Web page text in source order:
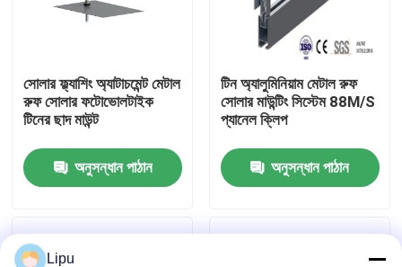
আমাদের সম্পর্কে
কারখানা ভ্রমণ
সোলার ফ্ল্যাশিং অ্যাটাচমেন্ট মেটাল
রুফ সোলার ফটোভোলটাইক
টিনের ছাদ মাউন্ট
অনুসন্ধান পাঠান
টিন অ্যালুমিনিয়াম মেটাল রুফ
সোলার মাউন্টিং সিস্টেম 88M/S
প্যানেল ক্লিপ
অনুসন্ধান পাঠান
Lipu